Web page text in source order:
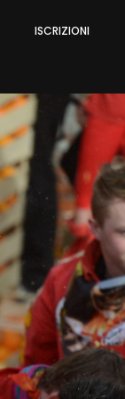
ISCRIZIONI